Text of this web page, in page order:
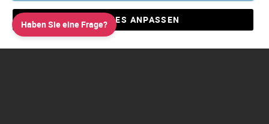
Allgemeine Geschäftsbedingungen AGB
Impressum
Haben Sie eine Frage?COOKIES ANPASSEN